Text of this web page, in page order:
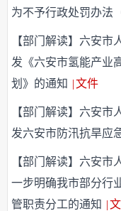
为不予行政处罚办法
【部门解读】六安市
发《六安市氢能产业
划》的通知 |文件
【部门解读】六安市
发六安市防汛抗旱应
【部门解读】六安市
一步明确我市部分行
管职责分工的通知 |